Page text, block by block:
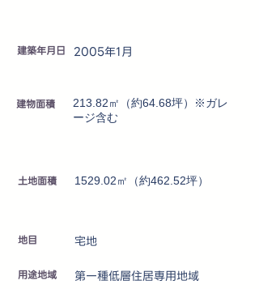
建築年月日 2005年1月
建物面積
213.82㎡（約64.68坪）※ガレ
ージ含む
土地面積 1529.02㎡（約462.52坪）
地目 宅地
用途地域 第一種低層住居専用地域